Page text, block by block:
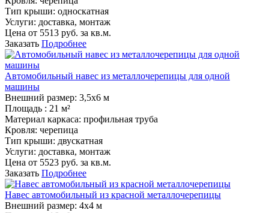
Тип крыши: односкатная
Услуги: доставка, монтаж
Цена от 5513 руб. за кв.м.
Заказать Подробнее
Автомобильный навес из металлочерепицы для одной
машины
Внешний размер: 3,5х6 м
Площадь : 21 м²
Материал каркаса: профильная труба
Кровля: черепица
Тип крыши: двускатная
Услуги: доставка, монтаж
Цена от 5523 руб. за кв.м.
Заказать Подробнее
Навес автомобильный из красной металлочерепицы
Внешний размер: 4х4 м